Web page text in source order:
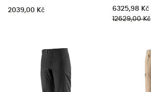
2039,00 Kč
6325,98 Kč
12629,00 Kč